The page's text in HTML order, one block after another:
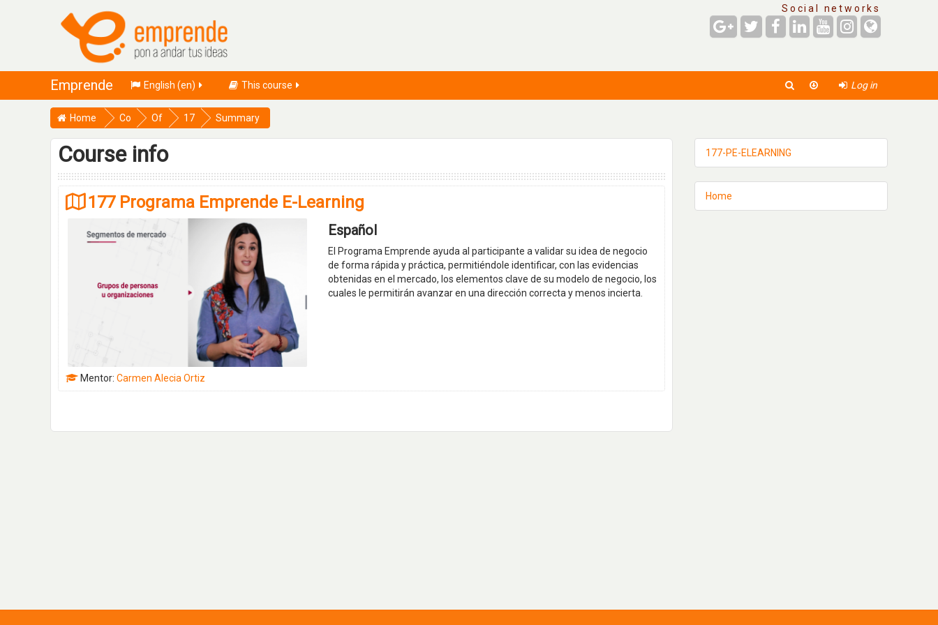
Social networks
Emprende Log in
English ‎(en)‎ This course
Home
Co
urs
es
Of
ert
Ab
ier
ta
E
en
17
7-
-
EL
Summary
Course info
177 Programa Emprende E-Learning
Español
El Programa Emprende ayuda al participante a validar su idea de negocio
de forma rápida y práctica, permitiéndole identificar, con las evidencias
obtenidas en el mercado, los elementos clave de su modelo de negocio, los
cuales le permitirán avanzar en una dirección correcta y menos incierta.
Mentor: Carmen Alecia Ortiz
177-PE-ELEARNING
Home